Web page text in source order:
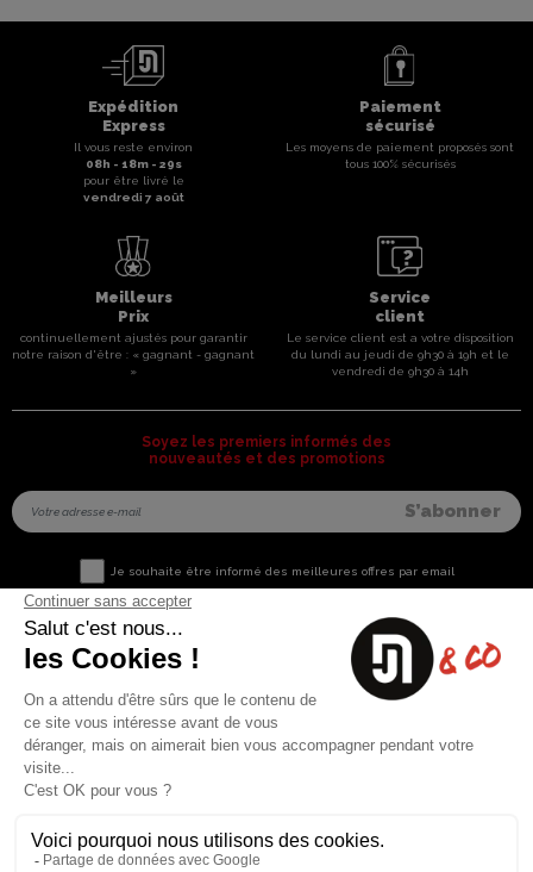
Expédition
Express
Il vous reste environ
08h - 18m - 29s
pour être livré le
vendredi 7 août
Paiement
sécurisé
Les moyens de paiement proposés sont
tous 100% sécurisés
Meilleurs
Prix
continuellement ajustés pour garantir
notre raison d'être : « gagnant - gagnant
»
Service
client
Le service client est a votre disposition
du lundi au jeudi de 9h30 à 19h et le
vendredi de 9h30 à 14h
Soyez les premiers informés des
nouveautés et des promotions
Je souhaite être informé des meilleures offres par email
Nous contacter
8 rue du capitaine Jean Croisa
13009 Marseille
+33 (0)4 91 07 41 16
Informations utiles
Paiement sécurisé
Nos produits A propos